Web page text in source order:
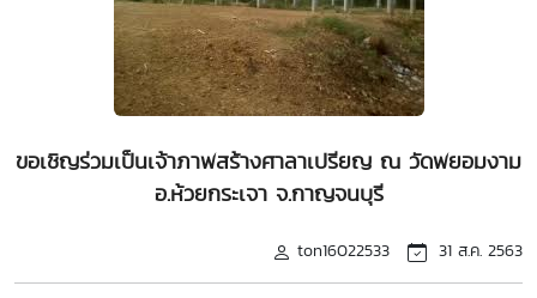
ขอเชิญร่วมเป็นเจ้าภาพสร้างศาลาเปรียญ ณ วัดพยอมงาม
อ.ห้วยกระเจา จ.กาญจนบุรี
ton16022533 31 ส.ค. 2563